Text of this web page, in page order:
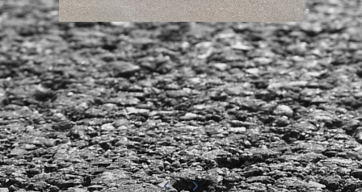
Previous carousel slide
Next carousel slide